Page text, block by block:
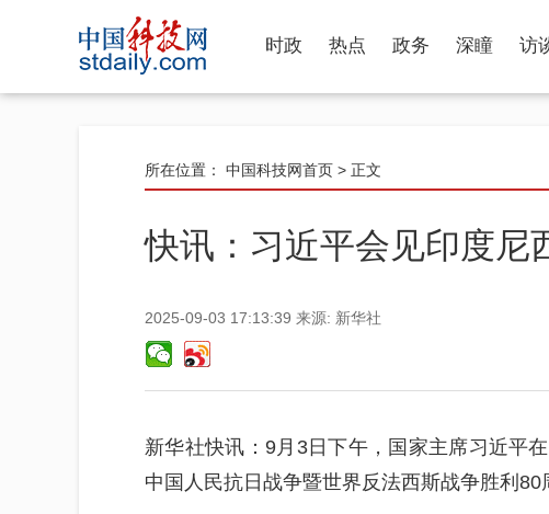
时政 热点 政务 深瞳 访
所在位置： 中国科技网首页 > 正文
快讯：习近平会见印度尼
2025-09-03 17:13:39 来源: 新华社
新华社快讯：9月3日下午，国家主席习近平
中国人民抗日战争暨世界反法西斯战争胜利80